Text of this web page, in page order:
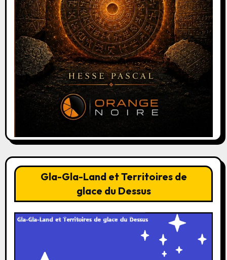
Gla-Gla-Land et Territoires de
glace du Dessus